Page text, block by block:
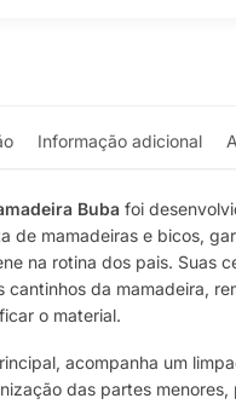
Informação adicional
Buba foi
de mamadeiras e bicos,
na rotina dos pais. Suas
cantinhos da mamadeira,
o material.
acompanha um
das partes menores,